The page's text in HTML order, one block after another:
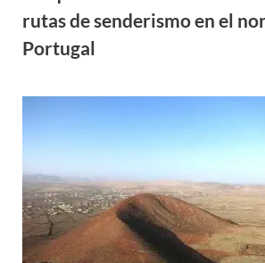
rutas de senderismo en el
Portugal